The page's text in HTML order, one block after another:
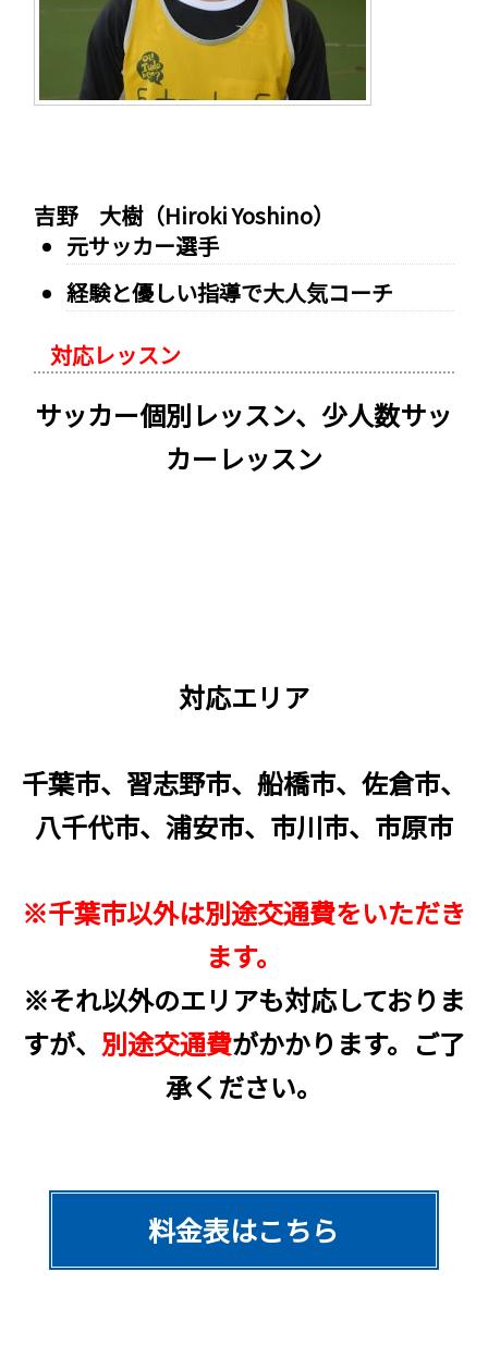
吉野 大樹（Hiroki Yoshino）
元サッカー選手
経験と優しい指導で大人気コーチ
対応レッスン
サッカー個別レッスン、少人数サッ
カーレッスン
対応エリア
千葉市、習志野市、船橋市、佐倉市、
八千代市、浦安市、市川市、市原市
※千葉市以外は別途交通費をいただき
ます。
※それ以外のエリアも対応しておりま
すが、 別途交通費がかかります。ご了
承ください。
料金表はこちら